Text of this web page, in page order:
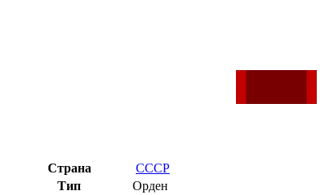
Страна
СССР
Тип
Орден